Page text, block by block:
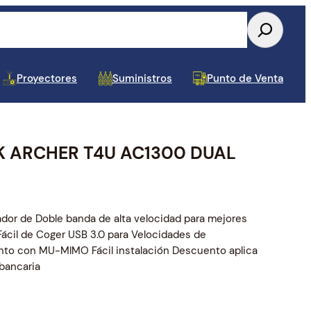
Tablets y Celulares
Almacenamiento Interno Componentes Varios
Conectividad USB
Accesorios para Monitor y TV
Toners y Cintas Cajas de
Papel y Etiquetas POS
Dispositivos de Audio y
Estuches, Mochilas y
UPS y APS Baterias para UPS
Repuestos para Laptop Repuestos para
Proyectores Suministros Punto de Venta
ARCHER T4U AC1300 DUAL
de Doble banda de alta velocidad para mejores
de Coger USB 3.0 para Velocidades de
con MU-MIMO Fácil instalación Descuento aplica